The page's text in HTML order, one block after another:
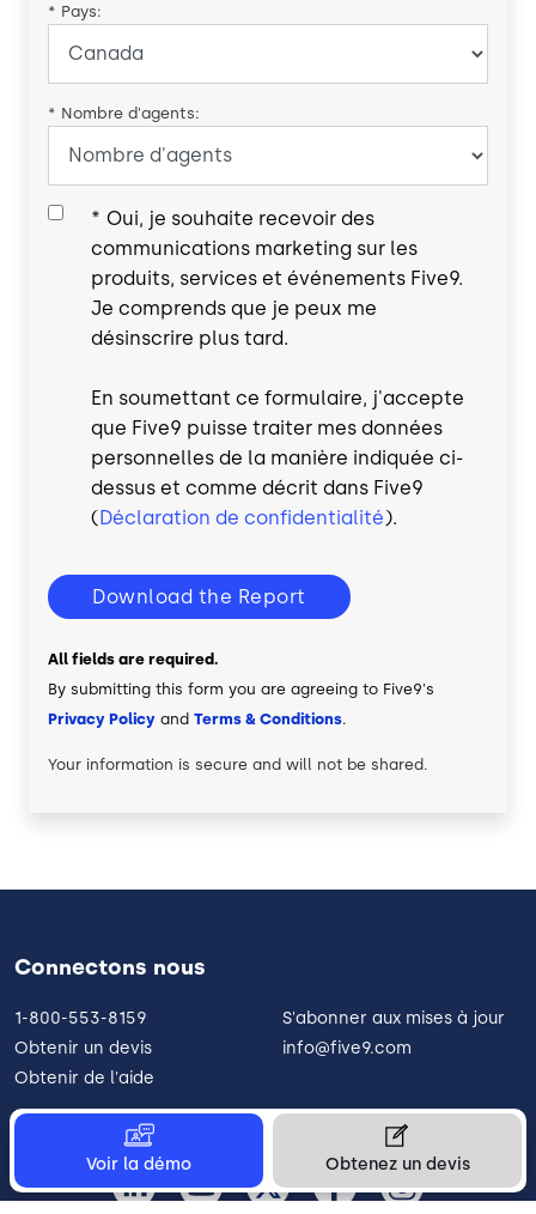
* Pays:
* Nombre d'agents:
* Oui, je souhaite recevoir des
communications marketing sur les
produits, services et événements Five9.
Je comprends que je peux me
désinscrire plus tard.
En soumettant ce formulaire, j'accepte
que Five9 puisse traiter mes données
personnelles de la manière indiquée ci-
dessus et comme décrit dans Five9
(Déclaration de confidentialité).
Download the Report
All fields are required.
By submitting this form you are agreeing to Five9's
Privacy Policy and Terms & Conditions.
Your information is secure and will not be shared.
Voir la démo Obtenez un devis
Connectons nous
1-800-553-8159
Obtenir un devis
Obtenir de l'aide
S'abonner aux mises à jour
info@five9.com